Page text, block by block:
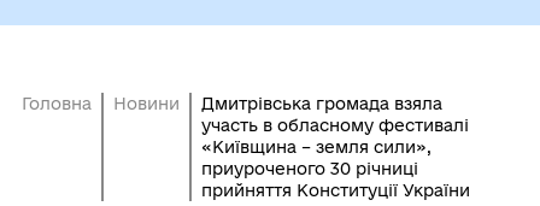
Головна Новини
Дмитрівська громада взяла
участь в обласному фестивалі
«Київщина – земля сили»,
приуроченого 30 річниці
прийняття Конституції України